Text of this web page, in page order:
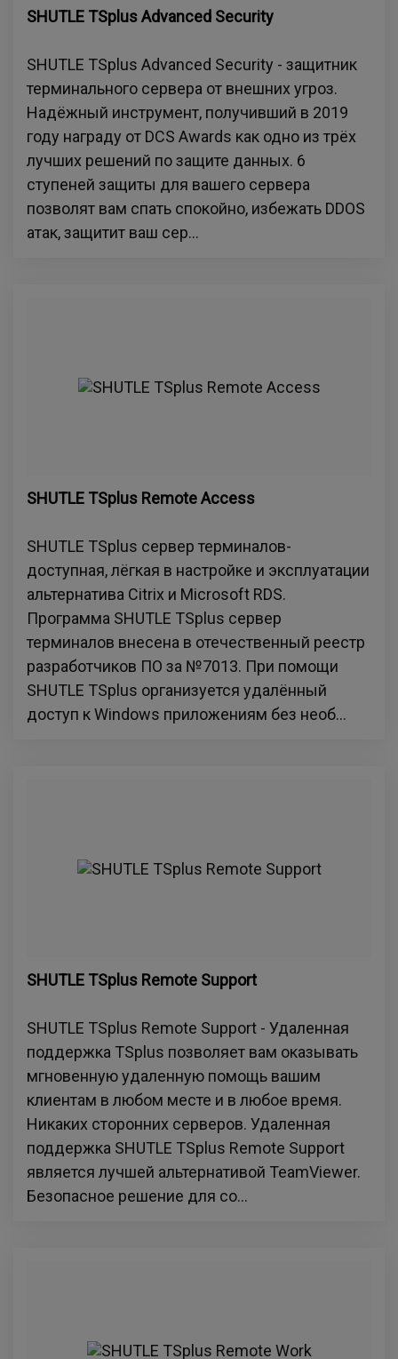
SHUTLE TSplus Advanced Security
SHUTLE TSplus Advanced Security - защитник
терминального сервера от внешних угроз.
Надёжный инструмент, получивший в 2019
году награду от DCS Awards как одно из трёх
лучших решений по защите данных. 6
ступеней защиты для вашего сервера
позволят вам спать спокойно, избежать DDOS
атак, защитит ваш сер...
SHUTLE TSplus Remote Access
SHUTLE TSplus сервер терминалов-
доступная, лёгкая в настройке и эксплуатации
альтернатива Citrix и Microsoft RDS.
Программа SHUTLE TSplus сервер
терминалов внесена в отечественный реестр
разработчиков ПО за №7013. При помощи
SHUTLE TSplus организуется удалённый
доступ к Windows приложениям без необ...
SHUTLE TSplus Remote Support
SHUTLE TSplus Remote Support - Удаленная
поддержка TSplus позволяет вам оказывать
мгновенную удаленную помощь вашим
клиентам в любом месте и в любое время.
Никаких сторонних серверов. Удаленная
поддержка SHUTLE TSplus Remote Support
является лучшей альтернативой TeamViewer.
Безопасное решение для со...